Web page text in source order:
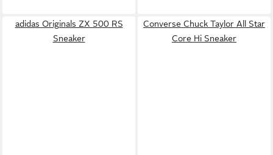
adidas Originals ZX 500 RS
Sneaker
Converse Chuck Taylor All Star
Core Hi Sneaker